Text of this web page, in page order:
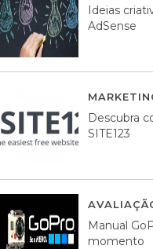
Ideias
AdSense
Descubra
SITE123
Manual
momento